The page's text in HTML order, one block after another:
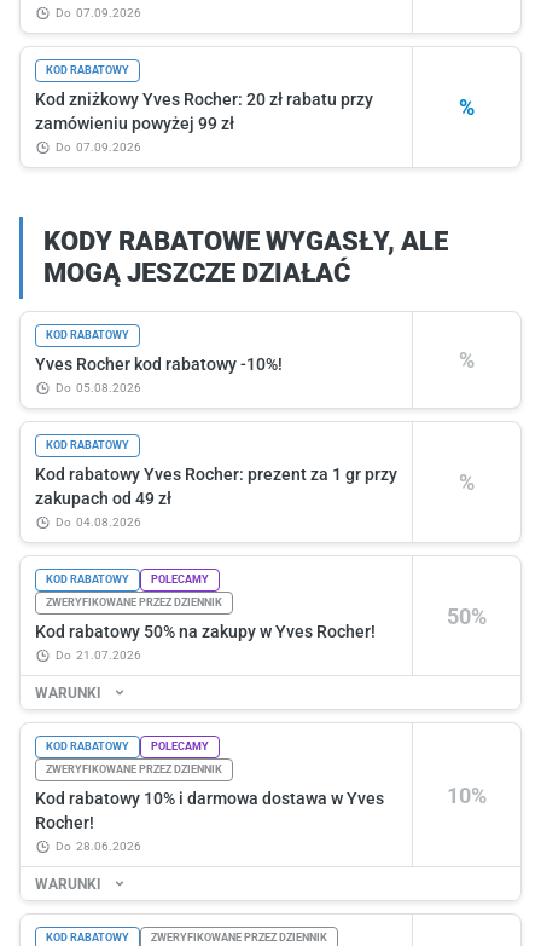
do 07.09.2026
%
KOD RABATOWY
Kod zniżkowy Yves Rocher: 20 zł rabatu przy
zamówieniu powyżej 99 zł
do 07.09.2026
KODY RABATOWE WYGASŁY, ALE
MOGĄ JESZCZE DZIAŁAĆ
%
KOD RABATOWY
Yves Rocher kod rabatowy -10%!
do 05.08.2026
%
KOD RABATOWY
Kod rabatowy Yves Rocher: prezent za 1 gr przy
zakupach od 49 zł
do 04.08.2026
50%
KOD RABATOWY
POLECAMY
ZWERYFIKOWANE PRZEZ DZIENNIK
Kod rabatowy 50% na zakupy w Yves Rocher!
do 21.07.2026
WARUNKI
10%
KOD RABATOWY
POLECAMY
ZWERYFIKOWANE PRZEZ DZIENNIK
Kod rabatowy 10% i darmowa dostawa w Yves
Rocher!
do 28.06.2026
WARUNKI
KOD RABATOWY
ZWERYFIKOWANE PRZEZ DZIENNIK